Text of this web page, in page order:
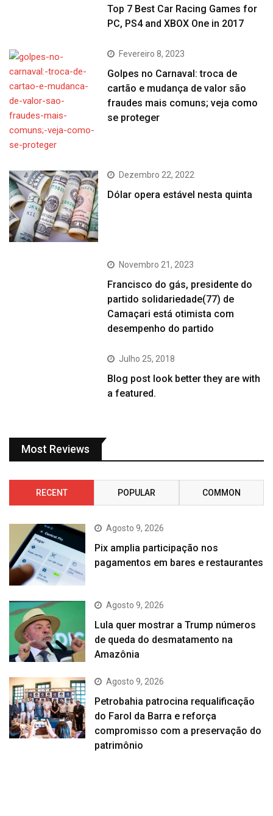
Top 7 Best Car Racing Games for
PC, PS4 and XBOX One in 2017
Fevereiro 8, 2023
Golpes no Carnaval: troca de
cartão e mudança de valor são
fraudes mais comuns; veja como
se proteger
Dezembro 22, 2022
Dólar opera estável nesta quinta
Novembro 21, 2023
Francisco do gás, presidente do
partido solidariedade(77) de
Camaçari está otimista com
desempenho do partido
Julho 25, 2018
Blog post look better they are with
a featured.
Most Reviews
RECENT POPULAR COMMON
Agosto 9, 2026
Pix amplia participação nos
pagamentos em bares e restaurantes
Agosto 9, 2026
Lula quer mostrar a Trump números
de queda do desmatamento na
Amazônia
Agosto 9, 2026
Petrobahia patrocina requalificação
do Farol da Barra e reforça
compromisso com a preservação do
patrimônio